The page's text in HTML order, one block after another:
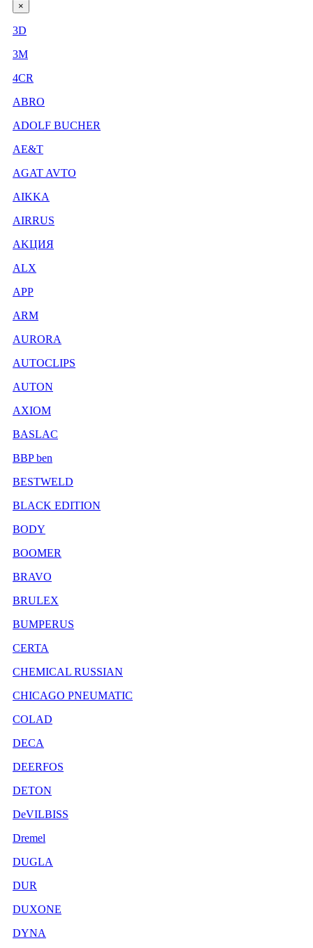
×
3D
3М
4CR
ABRO
ADOLF BUCHER
AE&T
AGAT AVTO
AIKKA
AIRRUS
AKЦИЯ
ALX
APP
ARM
AURORA
AUTOCLIPS
AUTON
AXIOM
BASLAC
BBP ben
BESTWELD
BLACK EDITION
BODY
BOOMER
BRAVO
BRULEX
BUMPERUS
CERTA
CHEMICAL RUSSIAN
CHICAGO PNEUMATIC
COLAD
DECA
DEERFOS
DETON
DeVILBISS
Dremel
DUGLA
DUR
DUXONE
DYNA